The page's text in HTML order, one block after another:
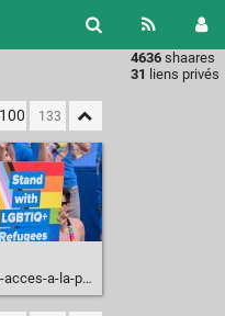
4636 shaares
31 liens privés
100
229264